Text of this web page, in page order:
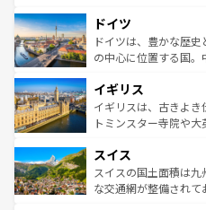
せる。地方によって風
ンテンツ一覧を参照し
で、幅広い魅力が詰ま
聖堂、美しいビーチ
から魅了する。また
いる。シャンパンの発
香り高いラベンダー
らに、パリ以外の地
れる地方に足を運ぶと
きるだろう
を参照してほしい。
ドイツ
ドイツは、豊かな歴
の中心に位置する国
顔を持つこの国は、ど
ルリンの文化的活気
してライン川沿いの
は、お酒好きな人にはぜひ体
ドイツ情報はコンテン
イギリス
イギリスは、古きよ
トミンスター寺院や
リアごとに異なる魅力
ティー、ビール好き
戦など、本場だから
スイス
スイスの国土面積は
な交通網が整備され